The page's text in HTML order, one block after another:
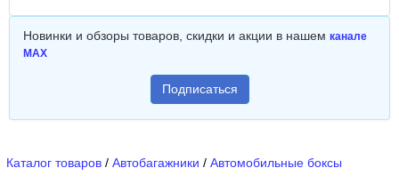
Новинки и обзоры товаров, скидки и акции в нашем канале
MAX
Подписаться
Каталог товаров / Автобагажники / Автомобильные боксы